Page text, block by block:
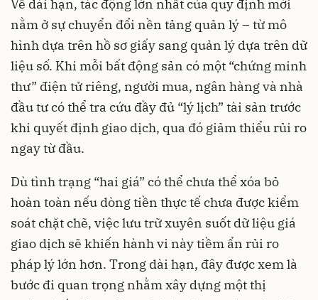
Về dài hạn, tác động lớn nhất của quy định mới
nằm ở sự chuyển đổi nền tảng quản lý – từ mô
hình dựa trên hồ sơ giấy sang quản lý dựa trên dữ
liệu số. Khi mỗi bất động sản có một “chứng minh
thư” điện tử riêng, người mua, ngân hàng và nhà
đầu tư có thể tra cứu đầy đủ “lý lịch” tài sản trước
khi quyết định giao dịch, qua đó giảm thiểu rủi ro
ngay từ đầu.
Dù tình trạng “hai giá” có thể chưa thể xóa bỏ
hoàn toàn nếu dòng tiền thực tế chưa được kiểm
soát chặt chẽ, việc lưu trữ xuyên suốt dữ liệu giá
giao dịch sẽ khiến hành vi này tiềm ẩn rủi ro
pháp lý lớn hơn. Trong dài hạn, đây được xem là
bước đi quan trọng nhằm xây dựng một thị